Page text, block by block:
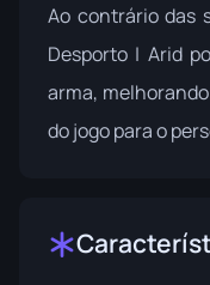
Ao contrário das
Desporto | Arid
arma,
do jogo para o